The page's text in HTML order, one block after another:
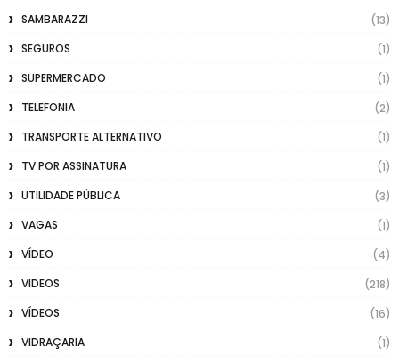
SAMBARAZZI
(13)
SEGUROS
(1)
SUPERMERCADO
(1)
TELEFONIA
(2)
TRANSPORTE ALTERNATIVO
(1)
TV POR ASSINATURA
(1)
UTILIDADE PÚBLICA
(3)
VAGAS
(1)
VÍDEO
(4)
VIDEOS
(218)
VÍDEOS
(16)
VIDRAÇARIA
(1)